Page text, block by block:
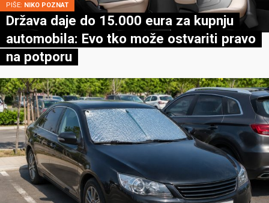
PIŠE: NIKO POZNAT
Država daje do 15.000 eura za kupnju
automobila: Evo tko može ostvariti pravo
na potporu